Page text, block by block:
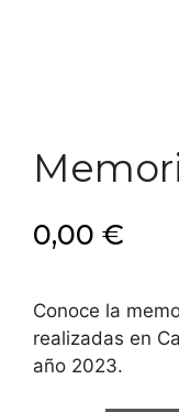
0,00 €
Conoce la
realizadas en
año 2023.